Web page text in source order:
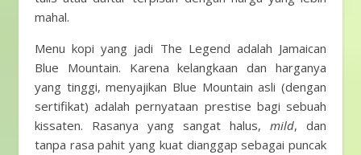
mahal.
Menu kopi yang jadi The Legend adalah Jamaican
Blue Mountain. Karena kelangkaan dan harganya
yang tinggi, menyajikan Blue Mountain asli (dengan
sertifikat) adalah pernyataan prestise bagi sebuah
kissaten. Rasanya yang sangat halus, mild, dan
tanpa rasa pahit yang kuat dianggap sebagai puncak